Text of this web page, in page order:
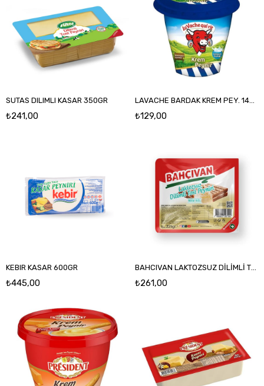
SUTAS DILIMLI KASAR 350GR
₺241,00
LAVACHE BARDAK KREM PEY. 140GR
₺129,00
KEBIR KASAR 600GR
₺445,00
BAHCIVAN LAKTOZSUZ DİLİMLİ TOST KASAR 225GR
₺261,00